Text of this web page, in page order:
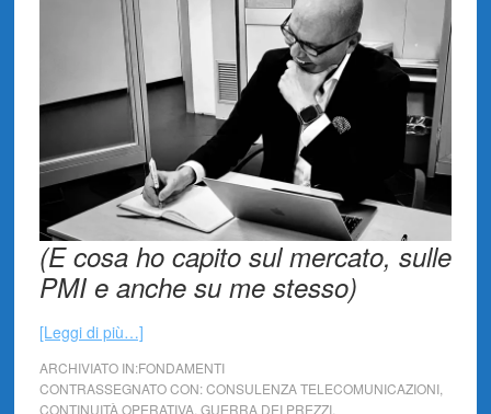
(E cosa ho capito sul mercato, sulle
PMI e anche su me stesso)
[Leggi di più…]
ARCHIVIATO IN:FONDAMENTI
CONTRASSEGNATO CON:CONSULENZA TELECOMUNICAZIONI,
CONTINUITÀ OPERATIVA, GUERRA DEI PREZZI,